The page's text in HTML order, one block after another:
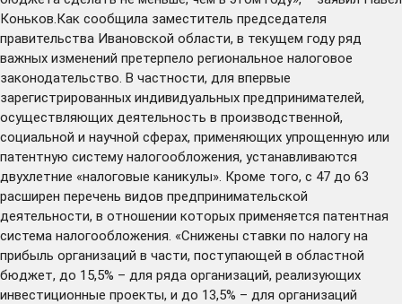
Коньков.Как сообщила заместитель председателя
правительства Ивановской области, в текущем году ряд
важных изменений претерпело региональное налоговое
законодательство. В частности, для впервые
зарегистрированных индивидуальных предпринимателей,
осуществляющих деятельность в производственной,
социальной и научной сферах, применяющих упрощенную или
патентную систему налогообложения, устанавливаются
двухлетние «налоговые каникулы». Кроме того, с 47 до 63
расширен перечень видов предпринимательской
деятельности, в отношении которых применяется патентная
система налогообложения. «Снижены ставки по налогу на
прибыль организаций в части, поступающей в областной
бюджет, до 15,5% – для ряда организаций, реализующих
инвестиционные проекты, и до 13,5% – для организаций